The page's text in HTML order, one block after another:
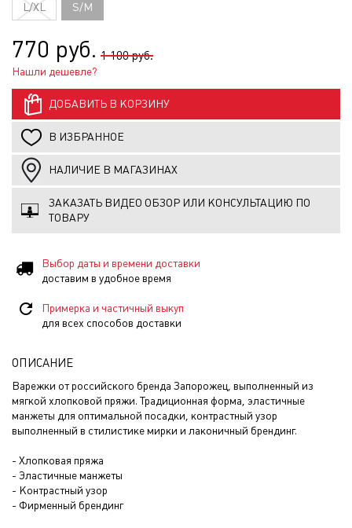
L/XL S/M
770 руб. 1 100 руб.
Нашли дешевле?
ДОБАВИТЬ В КОРЗИНУ
В ИЗБРАННОЕ
НАЛИЧИЕ В МАГАЗИНАХ
ЗАКАЗАТЬ ВИДЕО ОБЗОР ИЛИ КОНСУЛЬТАЦИЮ ПО
ТОВАРУ
Выбор даты и времени доставки
доставим в удобное время
Примерка и частичный выкуп
для всех способов доставки
ОПИСАНИЕ
Варежки от российского бренда Запорожец, выполненный из
мягкой хлопковой пряжи. Традиционная форма, эластичные
манжеты для оптимальной посадки, контрастный узор
выполненный в стилистике мирки и лаконичный брендинг.
- Хлопковая пряжа
- Эластичные манжеты
- Контрастный узор
- Фирменный брендинг